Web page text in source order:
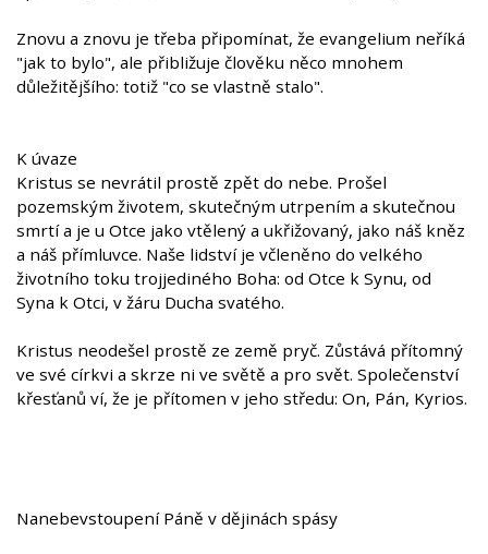
Znovu a znovu je třeba připomínat, že evangelium neříká
"jak to bylo", ale přibližuje člověku něco mnohem
důležitějšího: totiž "co se vlastně stalo".
K úvaze
Kristus se nevrátil prostě zpět do nebe. Prošel
pozemským životem, skutečným utrpením a skutečnou
smrtí a je u Otce jako vtělený a ukřižovaný, jako náš kněz
a náš přímluvce. Naše lidství je včleněno do velkého
životního toku trojjediného Boha: od Otce k Synu, od
Syna k Otci, v žáru Ducha svatého.
Kristus neodešel prostě ze země pryč. Zůstává přítomný
ve své církvi a skrze ni ve světě a pro svět. Společenství
křesťanů ví, že je přítomen v jeho středu: On, Pán, Kyrios.
Nanebevstoupení Páně v dějinách spásy